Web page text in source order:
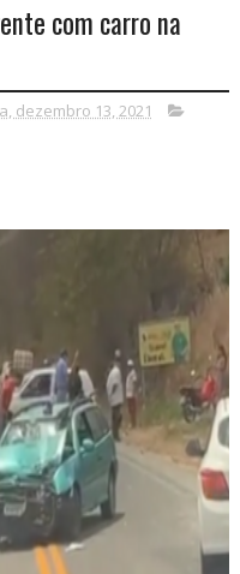
com carro na
dezembro 13, 2021